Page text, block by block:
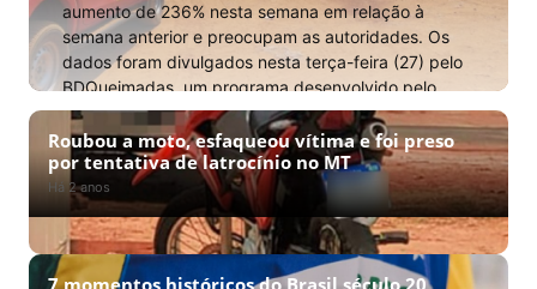
aumento de 236% nesta semana em relação à
semana anterior e preocupam as autoridades. Os
dados foram divulgados nesta terça-feira (27) pelo
BDQueimadas, um programa desenvolvido pelo
Inpe (Instituto de […]
Há 2 anos · Por Marcos Eduardo
Roubou a moto, esfaqueou vítima e foi preso
por tentativa de latrocínio no MT
Há 2 anos
7 momentos históricos do Brasil século 20